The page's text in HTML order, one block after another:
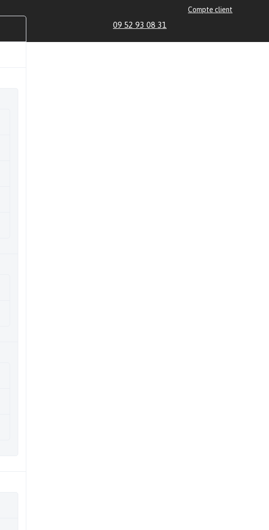
Compte client
09 52 93 08 31